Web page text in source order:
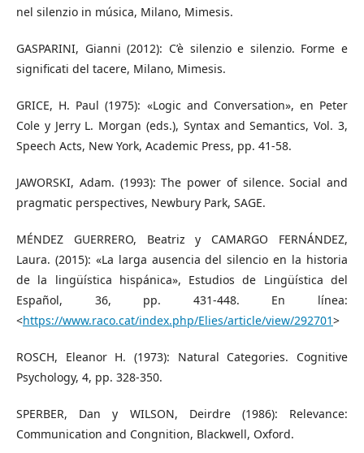
nel silenzio in música, Milano, Mimesis.
GASPARINI, Gianni (2012): C’è silenzio e silenzio. Forme e
significati del tacere, Milano, Mimesis.
GRICE, H. Paul (1975): «Logic and Conversation», en Peter
Cole y Jerry L. Morgan (eds.), Syntax and Semantics, Vol. 3,
Speech Acts, New York, Academic Press, pp. 41-58.
JAWORSKI, Adam. (1993): The power of silence. Social and
pragmatic perspectives, Newbury Park, SAGE.
MÉNDEZ GUERRERO, Beatriz y CAMARGO FERNÁNDEZ,
Laura. (2015): «La larga ausencia del silencio en la historia
de la lingüística hispánica», Estudios de Lingüística del
Español, 36, pp. 431-448. En línea:
<https://www.raco.cat/index.php/Elies/article/view/292701>
ROSCH, Eleanor H. (1973): Natural Categories. Cognitive
Psychology, 4, pp. 328-350.
SPERBER, Dan y WILSON, Deirdre (1986): Relevance:
Communication and Congnition, Blackwell, Oxford.